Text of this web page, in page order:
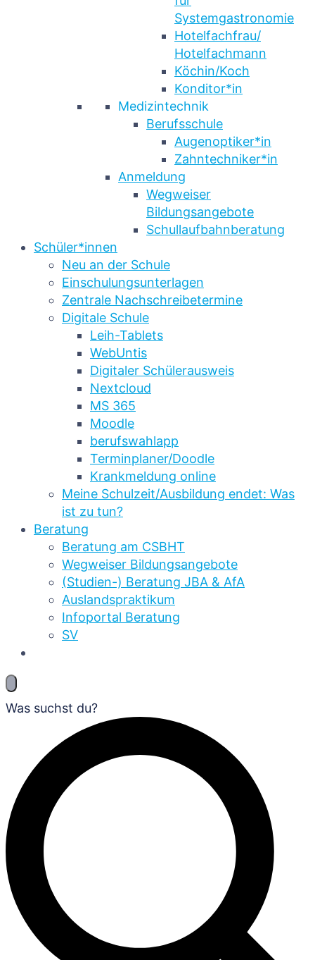
Systemgastronomie
Hotelfachfrau/
Hotelfachmann
Köchin/Koch
Konditor*in
Medizintechnik
Berufsschule
Augenoptiker*in
Zahntechniker*in
Anmeldung
Wegweiser
Bildungsangebote
Schullaufbahnberatung
Schüler*innen
Neu an der Schule
Einschulungsunterlagen
Zentrale Nachschreibetermine
Digitale Schule
Leih-Tablets
WebUntis
Digitaler Schülerausweis
Nextcloud
MS 365
Moodle
berufswahlapp
Terminplaner/Doodle
Krankmeldung online
Meine Schulzeit/Ausbildung endet: Was
ist zu tun?
Beratung
Beratung am CSBHT
Wegweiser Bildungsangebote
(Studien-) Beratung JBA & AfA
Auslandspraktikum
Infoportal Beratung
SV
Was suchst du?